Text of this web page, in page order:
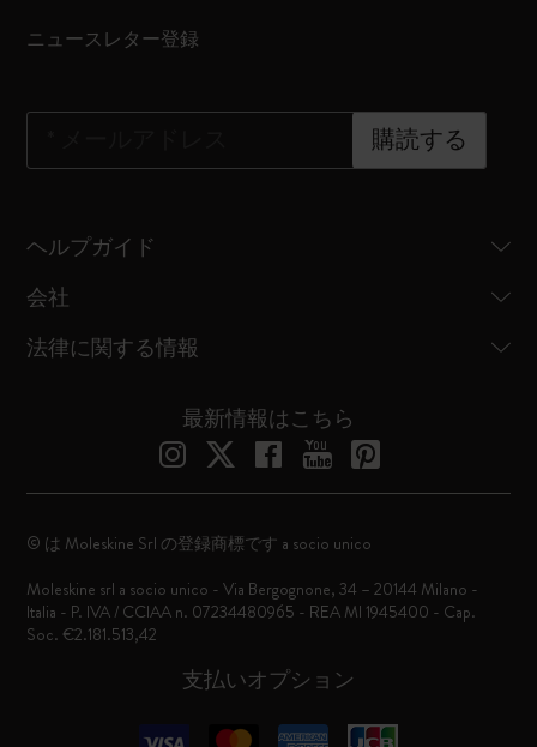
ニュースレター登録
購読する
ヘルプガイド
会社
法律に関する情報
最新情報はこちら
支払いオプション
© は Moleskine Srl の登録商標です a socio unico
Moleskine srl a socio unico - Via Bergognone, 34 – 20144 Milano -
Italia - P. IVA / CCIAA n. 07234480965 - REA MI 1945400 - Cap.
Soc. €2.181.513,42